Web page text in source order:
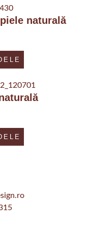
naturală